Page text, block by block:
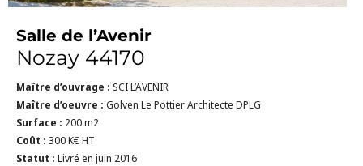
Salle de l’Avenir
Nozay 44170
Maître d’ouvrage : SCI L’AVENIR
Maître d’oeuvre : Golven Le Pottier Architecte DPLG
Surface : 200 m2
Coût : 300 K€ HT
Statut : Livré en juin 2016